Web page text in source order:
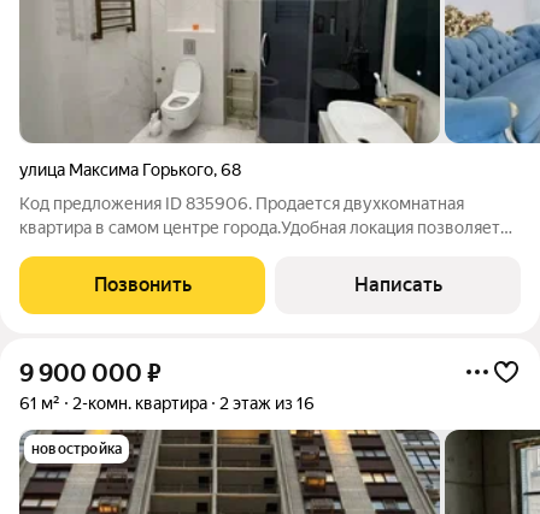
улица Максима Горького,68
Код предложения ID 835906. Продается двухкомнатная
квартира в самом центре города.Удобная локация позволяет
пешей доступности: парк, школа, детский сад, рынок, учебные
заведения.Квартира
Позвонить Написать
9 900 000 ₽
61 м² 2-комн. квартира 2 этаж из 16
новостройка